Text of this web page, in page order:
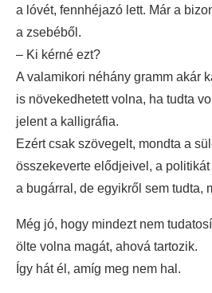
a lóvét, fennhéjazó lett. Már a
a zsebéből.
– Ki kérné ezt?
A valamikori néhány gramm akár
is növekedhetett volna, ha tudta
jelent a kalligráfia.
Ezért csak szövegelt, mondta a
összekeverte elődjeivel, a
a bugárral, de egyikről sem tudta,
Még jó, hogy mindezt nem
ölte volna magát, ahová tartozik.
Így hát él, amíg meg nem hal.